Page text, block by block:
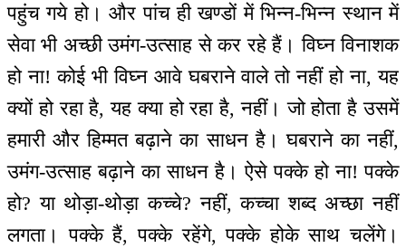
पहुंच गये हो। और पांच ही खण्डों में भिन्न-भिन्न स्थान में
सेवा भी अच्छी उमंग-उत्साह से कर रहे हैं। विघ्न विनाशक
हो ना! कोई भी विघ्न आवे घबराने वाले तो नहीं हो ना, यह
क्यों हो रहा है, यह क्या हो रहा है, नहीं। जो होता है उसमें
हमारी और हिम्मत बढ़ाने का साधन है। घबराने का नहीं,
उमंग-उत्साह बढ़ाने का साधन है। ऐसे पक्के हो ना! पक्के
हो? या थोड़ा-थोड़ा कच्चे? नहीं, कच्चा शब्द अच्छा नहीं
लगता। पक्के हैं, पक्के रहेंगे, पक्के होके साथ चलेंगे।